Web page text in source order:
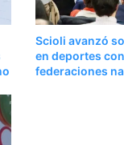
Scioli avanzó
en deportes
federaciones